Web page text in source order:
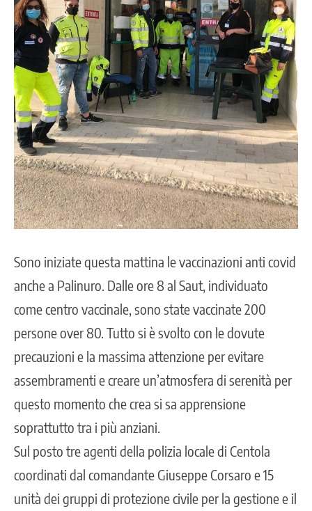
Sono iniziate questa mattina le vaccinazioni anti covid
anche a Palinuro. Dalle ore 8 al Saut, individuato
come centro vaccinale, sono state vaccinate 200
persone over 80. Tutto si è svolto con le dovute
precauzioni e la massima attenzione per evitare
assembramenti e creare un’atmosfera di serenità per
questo momento che crea si sa apprensione
soprattutto tra i più anziani.
Sul posto tre agenti della polizia locale di Centola
coordinati dal comandante Giuseppe Corsaro e 15
unità dei gruppi di protezione civile per la gestione e il